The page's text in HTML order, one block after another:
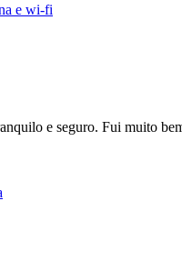
e wi-fi
e seguro. Fui muito